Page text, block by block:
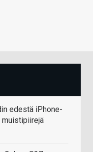
edestä iPhone-
muistipiirejä